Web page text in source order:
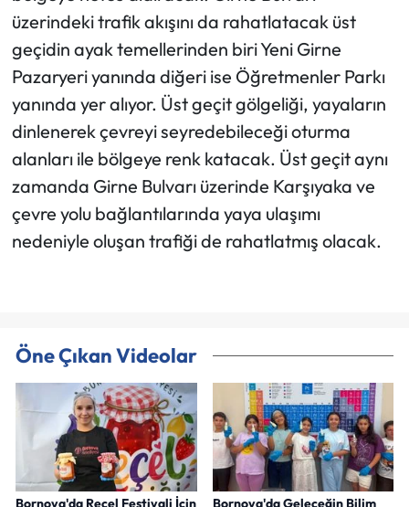
üzerindeki trafik akışını da rahatlatacak üst
geçidin ayak temellerinden biri Yeni Girne
Pazaryeri yanında diğeri ise Öğretmenler Parkı
yanında yer alıyor. Üst geçit gölgeliği, yayaların
dinlenerek çevreyi seyredebileceği oturma
alanları ile bölgeye renk katacak. Üst geçit aynı
zamanda Girne Bulvarı üzerinde Karşıyaka ve
çevre yolu bağlantılarında yaya ulaşımı
nedeniyle oluşan trafiği de rahatlatmış olacak.
Öne Çıkan Videolar
Bornova'da Reçel Festivali İçin Bornova'da Geleceğin Bilim